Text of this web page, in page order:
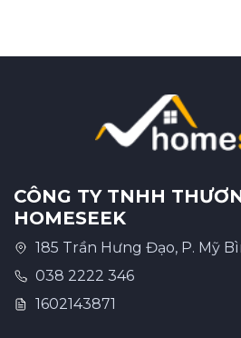
CÔNG TY TNHH
HOMESEEK
185 Trần Hưng Đạo, P. Mỹ
038 2222 346
1602143871